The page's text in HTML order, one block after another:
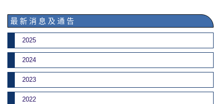
最 新 消 息 及 通 告
2025
2024
2023
2022